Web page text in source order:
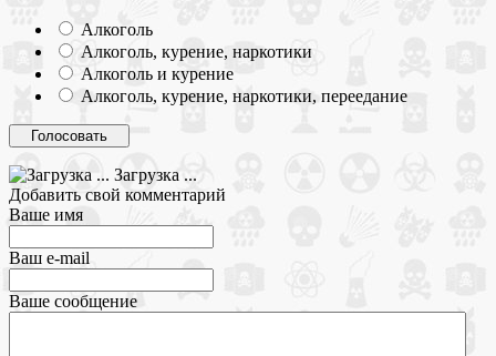
Алкоголь
Алкоголь, курение, наркотики
Алкоголь и курение
Алкоголь, курение, наркотики, переедание
Загрузка ...
Добавить свой комментарий
Ваше имя
Ваш e-mail
Ваше сообщение